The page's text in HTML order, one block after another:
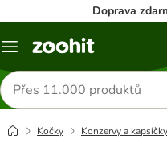
Doprava
Menu
Hledat
produkty
Kočky Konzervy a kapsičky